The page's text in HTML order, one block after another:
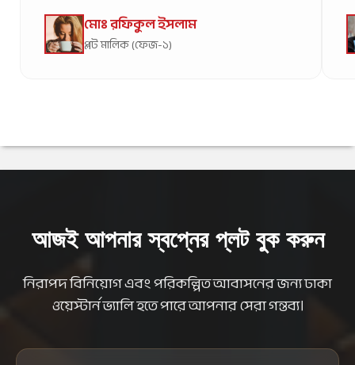
মোঃ রফিকুল ইসলাম
প্লট মালিক (ফেজ-১)
আজই আপনার স্বপ্নের প্লট বুক করুন
নিরাপদ বিনিয়োগ এবং পরিকল্পিত আবাসনের জন্য ঢাকা
ওয়েস্টার্ন ভ্যালি হতে পারে আপনার সেরা গন্তব্য।